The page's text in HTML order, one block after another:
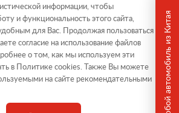
носит информационный характер и не
определяемой положениями Статьи
подробной информации обращайтесь в
информации, чтобы
и функциональность этого сайта,
для Вас. Продолжая пользоваться
согласие на использование файлов
о том, как мы используем эти
в Политикеcookies. Также Вы можете
на сайте рекомендательными